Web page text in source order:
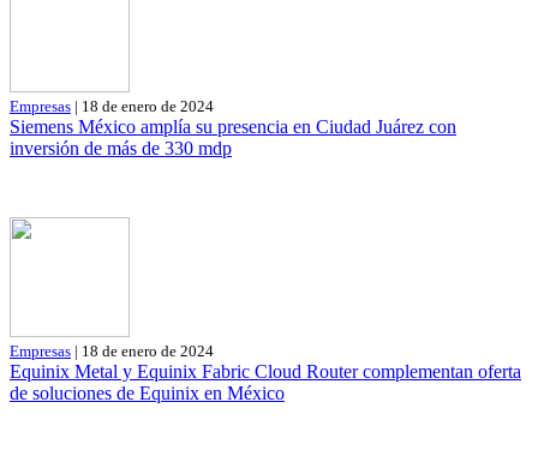
Empresas | 18 de enero de 2024
Siemens México amplía su presencia en Ciudad Juárez con
inversión de más de 330 mdp
Empresas | 18 de enero de 2024
Equinix Metal y Equinix Fabric Cloud Router complementan oferta
de soluciones de Equinix en México